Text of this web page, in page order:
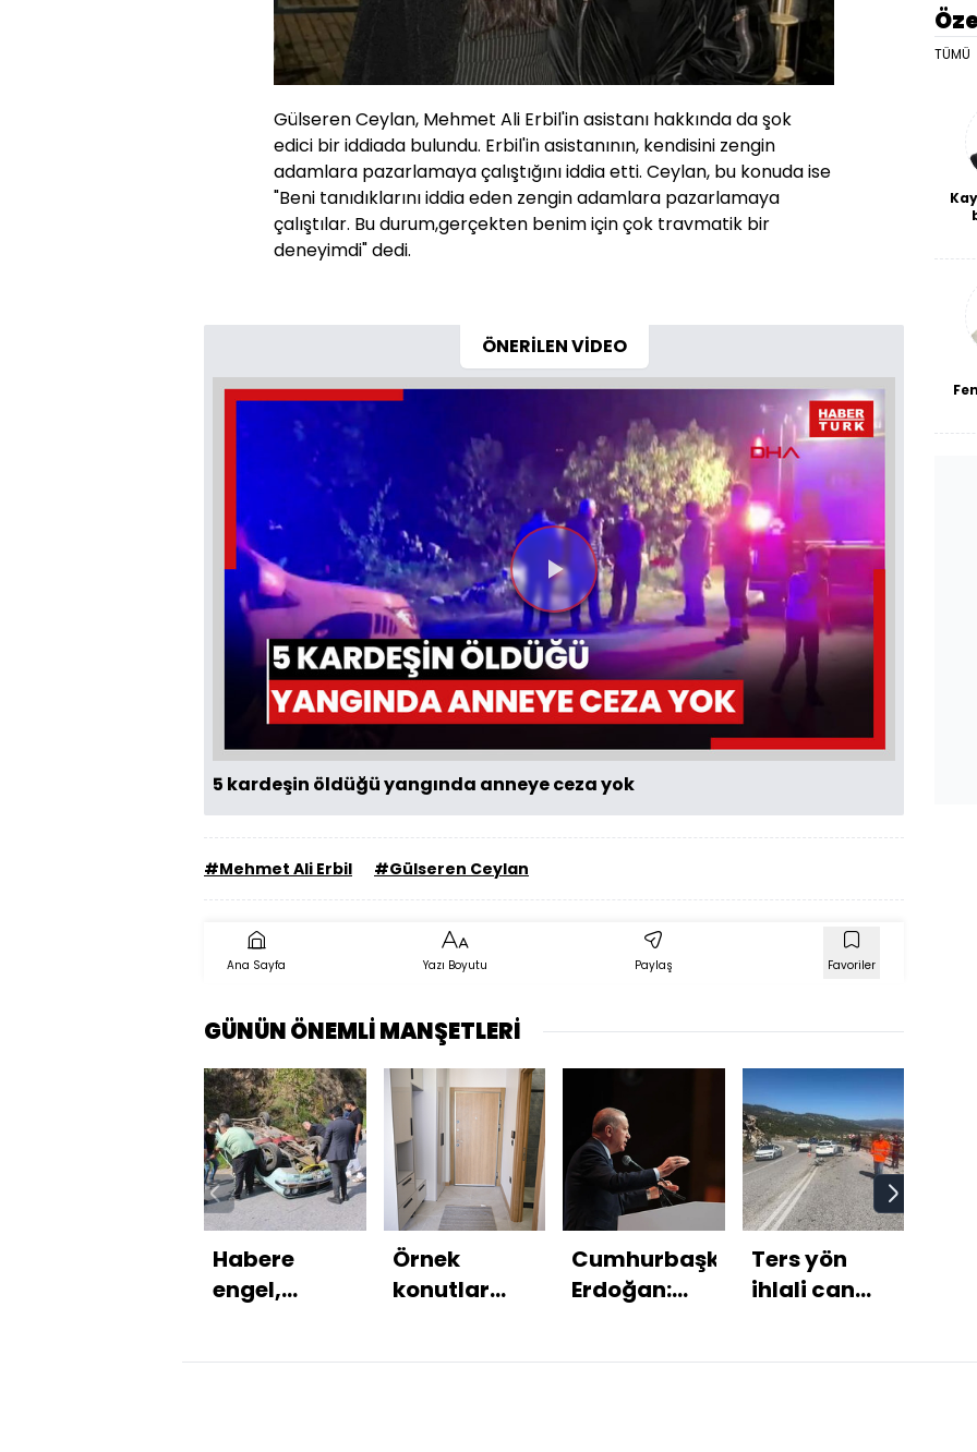
Gülseren Ceylan, Mehmet Ali Erbil'in asistanı hakkında da şok
edici bir iddiada bulundu. Erbil'in asistanının, kendisini zengin
adamlara pazarlamaya çalıştığını iddia etti. Ceylan, bu konuda ise
"Beni tanıdıklarını iddia eden zengin adamlara pazarlamaya
çalıştılar. Bu durum,gerçekten benim için çok travmatik bir
deneyimdi" dedi.
ÖNERİLEN VİDEO
Videoyu
Oynat
5 kardeşin öldüğü yangında anneye ceza yok
#Mehmet Ali Erbil #Gülseren Ceylan
Ana Sayfa Yazı Boyutu Paylaş Favoriler
GÜNÜN ÖNEMLİ MANŞETLERİ
Habere
engel,
Örnek
konutlar
Cumhurbaşkanı
Erdoğan:
Ters yön
ihlali can
TÜMÜ